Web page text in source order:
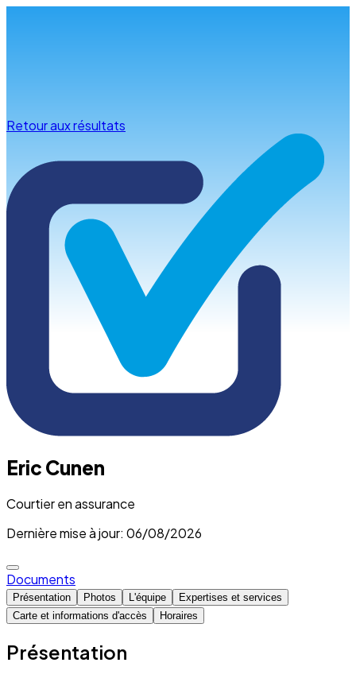
Retour aux résultats
Eric Cunen
Courtier en assurance
Dernière mise à jour: 06/08/2026
Documents
Présentation Photos L'équipe
Expertises et services
Carte et informations d'accès
Horaires
Présentation